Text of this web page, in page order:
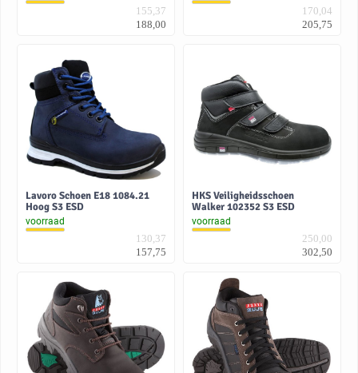
155,37
188,00
170,04
205,75
Lavoro Schoen E18 1084.21
Hoog S3 ESD
voorraad
130,37
157,75
HKS Veiligheidsschoen
Walker 102352 S3 ESD
voorraad
250,00
302,50